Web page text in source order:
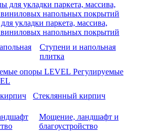
укладки паркета, массива,
напольных покрытий
Ступени и напольная
плитка
Регулируемые
Cтеклянный кирпич
Мощение, ландшафт и
благоустройство